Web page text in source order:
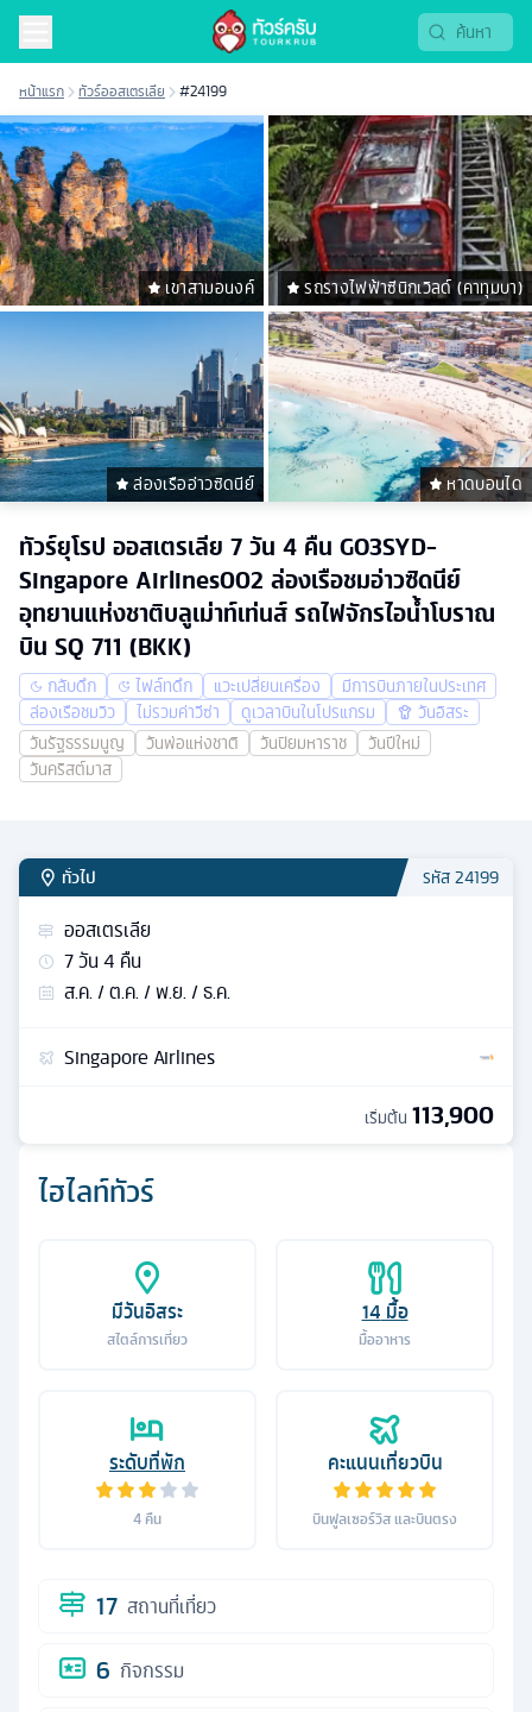
หน้าแรก ทัวร์ออสเตรเลีย #24199
เขาสามอนงค์ รถรางไฟฟ้าซีนิกเวิลด์ (คาทุมบา)
ล่องเรืออ่าวซิดนีย์ หาดบอนได
ทัวร์ยุโรป ออสเตรเลีย 7 วัน 4 คืน GO3SYD-
Singapore Airlines002 ล่องเรือชมอ่าวซิดนีย์
อุทยานแห่งชาติบลูเม่าท์เท่นส์ รถไฟจักรไอน้ำโบราณ
บิน SQ 711 (BKK)
กลับดึก ไฟล์ทดึก แวะเปลี่ยนเครื่อง
มีการบินภายในประเทศ
ล่องเรือชมวิว
ไม่รวมค่าวีซ่า ดูเวลาบินในโปรแกรม
วันอิสระ
วันรัฐธรรมนูญ
วันพ่อแห่งชาติ วันปิยมหาราช
วันปีใหม่
วันคริสต์มาส
ไฮไลท์ทัวร์
มีวันอิสระ
สไตล์การเที่ยว
14 มื้อ
มื้ออาหาร
ระดับที่พัก
4 คืน
คะแนนเที่ยวบิน
บินฟูลเซอร์วิส และบินตรง
17 สถานที่เที่ยว
6 กิจกรรม
ทั่วไป รหัส24199
ออสเตรเลีย
7วัน4 คืน
ส.ค. / ต.ค. / พ.ย. / ธ.ค.
Singapore Airlines
เริ่มต้น 113,900